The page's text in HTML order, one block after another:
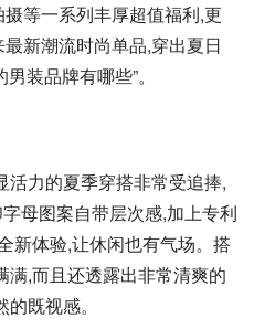
等一系列丰厚超值福利,更
新潮流时尚单品,穿出夏日
装品牌有哪些”。
力的夏季穿搭非常受追捧,
母图案自带层次感,加上专利
新体验,让休闲也有气场。搭
,而且还透露出非常清爽的
既视感。